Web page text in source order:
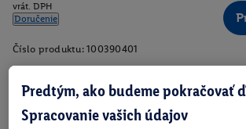
vrát. DPH
Doručenie
Číslo produktu: 100390401
Predtým, ako budeme pokračovať
Spracovanie vašich údajov